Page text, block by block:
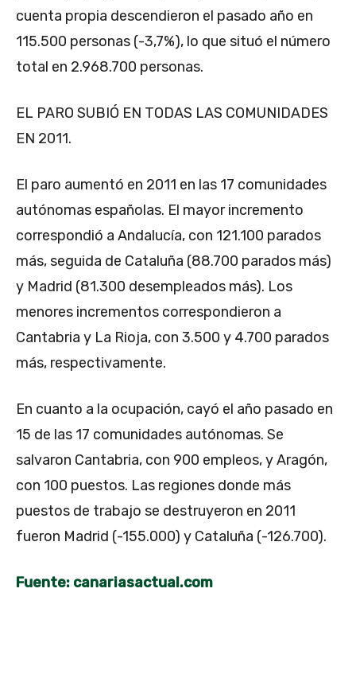
cuenta propia descendieron el pasado año en
115.500 personas (-3,7%), lo que situó el número
total en 2.968.700 personas.
EL PARO SUBIÓ EN TODAS LAS COMUNIDADES
EN 2011.
El paro aumentó en 2011 en las 17 comunidades
autónomas españolas. El mayor incremento
correspondió a Andalucía, con 121.100 parados
más, seguida de Cataluña (88.700 parados más)
y Madrid (81.300 desempleados más). Los
menores incrementos correspondieron a
Cantabria y La Rioja, con 3.500 y 4.700 parados
más, respectivamente.
En cuanto a la ocupación, cayó el año pasado en
15 de las 17 comunidades autónomas. Se
salvaron Cantabria, con 900 empleos, y Aragón,
con 100 puestos. Las regiones donde más
puestos de trabajo se destruyeron en 2011
fueron Madrid (-155.000) y Cataluña (-126.700).
Fuente: canariasactual.com